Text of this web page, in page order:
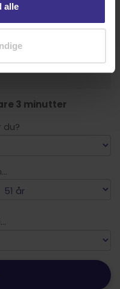
alle
3 minutter
du?